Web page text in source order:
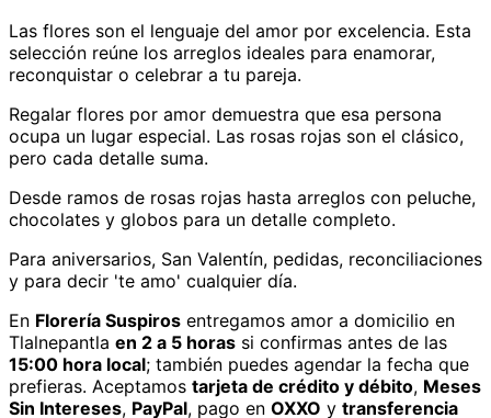
Las flores son el lenguaje del amor por excelencia. Esta
selección reúne los arreglos ideales para enamorar,
reconquistar o celebrar a tu pareja.
Regalar flores por amor demuestra que esa persona
ocupa un lugar especial. Las rosas rojas son el clásico,
pero cada detalle suma.
Desde ramos de rosas rojas hasta arreglos con peluche,
chocolates y globos para un detalle completo.
Para aniversarios, San Valentín, pedidas, reconciliaciones
y para decir 'te amo' cualquier día.
En Florería Suspiros entregamos amor a domicilio en
Tlalnepantla en 2 a 5 horas si confirmas antes de las
15:00 hora local; también puedes agendar la fecha que
prefieras. Aceptamos tarjeta de crédito y débito, Meses
Sin Intereses, PayPal, pago en OXXO y transferencia